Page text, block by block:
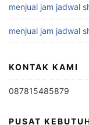
menjual jam jadwal
menjual jam jadwal
KONTAK KAMI
087815485879
PUSAT